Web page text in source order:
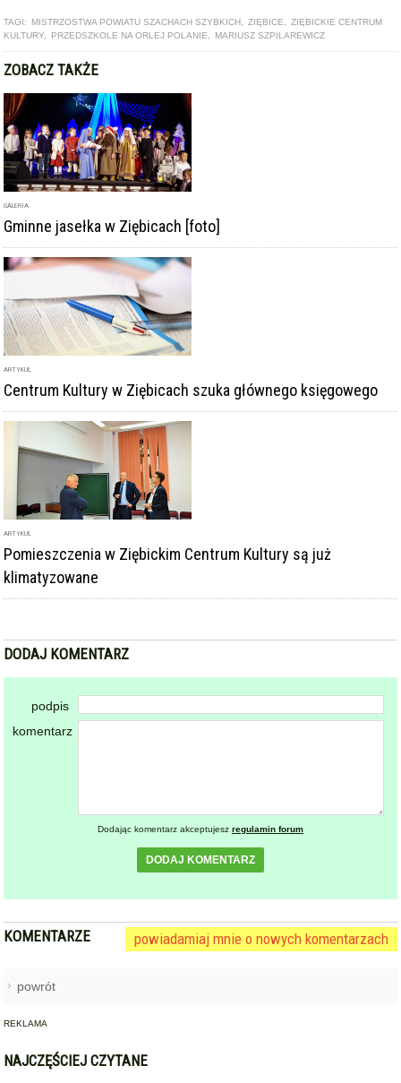
TAGI: MISTRZOSTWA POWIATU SZACHACH SZYBKICH ZIĘBICE
ZIĘBICKIE CENTRUM
KULTURY
PRZEDSZKOLE NA ORLEJ POLANIE MARIUSZ SZPILAREWICZ
ZOBACZ TAKŻE
GALERIA
Gminne jasełka w Ziębicach [foto]
ARTYKUŁ
Centrum Kultury w Ziębicach szuka głównego księgowego
ARTYKUŁ
Pomieszczenia w Ziębickim Centrum Kultury są już
klimatyzowane
DODAJ KOMENTARZ
podpis
komentarz
Dodając komentarz akceptujesz regulamin forum
DODAJ KOMENTARZ
KOMENTARZE powiadamiaj mnie o nowych komentarzach
powrót
REKLAMA
NAJCZĘŚCIEJ CZYTANE